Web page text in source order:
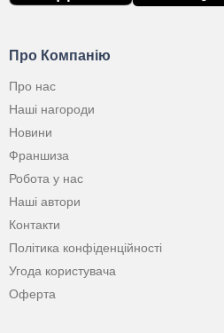
Про Компанію
Про нас
Наші нагороди
Новини
Франшиза
Робота у нас
Наші автори
Контакти
Політика конфіденційності
Угода користувача
Оферта